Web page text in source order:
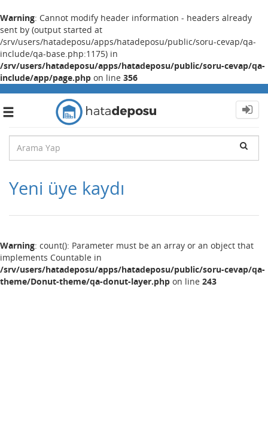
Warning: Cannot modify header information - headers already
sent by (output started at
/srv/users/hatadeposu/apps/hatadeposu/public/soru-cevap/qa-
include/qa-base.php:1175) in
/srv/users/hatadeposu/apps/hatadeposu/public/soru-cevap/qa-
include/app/page.php on line 356
Toggle
Yeni üye kaydı
Warning: count(): Parameter must be an array or an object that
implements Countable in
/srv/users/hatadeposu/apps/hatadeposu/public/soru-cevap/qa-
theme/Donut-theme/qa-donut-layer.php on line 243